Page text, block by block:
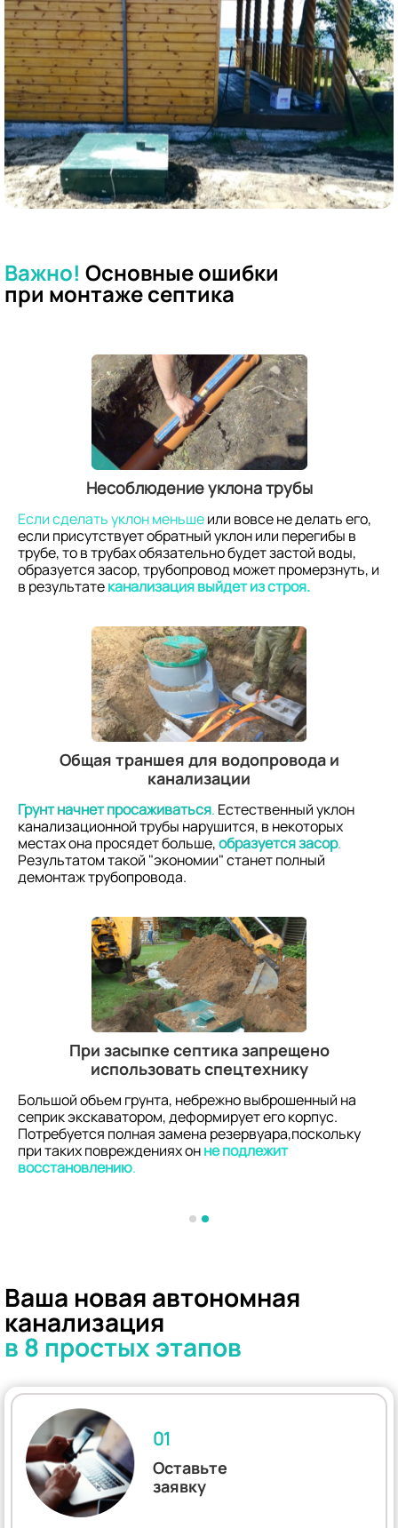
Важно! Основные ошибки
при монтаже септика
Несоблюдение уклона трубы
Если сделать уклон меньшеили вовсе не делать его,
если присутствует обратный уклон или перегибы в
трубе, то в трубах обязательно будет застой воды,
образуется засор, трубопровод может промерзнуть, и
в результатеканализация выйдет из строя.
Общая траншея для водопровода и
канализации
Грунт начнет просаживаться. Естественный уклон
канализационной трубы нарушится, в некоторых
местах она просядет больше,образуется засор.
Результатом такой "экономии" станет полный
демонтаж трубопровода.
При засыпке септика запрещено
использовать спецтехнику
Большой объем грунта, небрежно выброшенный на
сеприк экскаватором, деформирует его корпус.
Потребуется полная замена резервуара,поскольку
при таких повреждениях онне подлежит
восстановлению.
Ваша новая автономная
канализация
в 8 простых этапов
01
Оставьте
заявку